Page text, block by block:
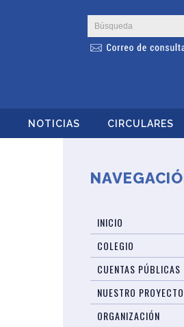
NOTICIAS CIRCULARES
INICIO
COLEGIO
CUENTAS PÚBLICAS
NUESTRO PROYECTO
ORGANIZACIÓN